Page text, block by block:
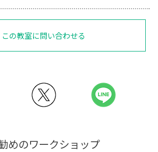
この教室に問い合わせる
めのワークショップ